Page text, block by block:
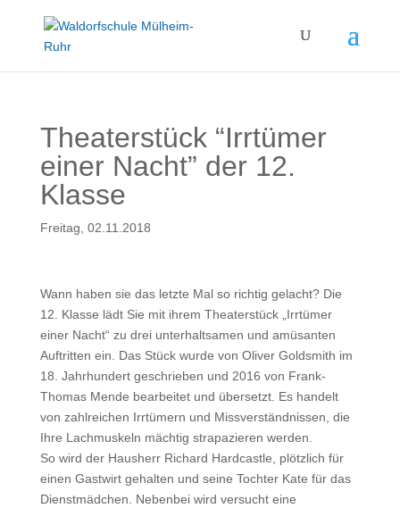
Theaterstück “Irrtümer
einer Nacht” der 12.
Klasse
Freitag, 02.11.2018
Wann haben sie das letzte Mal so richtig gelacht? Die
12. Klasse lädt Sie mit ihrem Theaterstück „Irrtümer
einer Nacht“ zu drei unterhaltsamen und amüsanten
Auftritten ein. Das Stück wurde von Oliver Goldsmith im
18. Jahrhundert geschrieben und 2016 von Frank-
Thomas Mende bearbeitet und übersetzt. Es handelt
von zahlreichen Irrtümern und Missverständnissen, die
Ihre Lachmuskeln mächtig strapazieren werden.
So wird der Hausherr Richard Hardcastle, plötzlich für
einen Gastwirt gehalten und seine Tochter Kate für das
Dienstmädchen. Nebenbei wird versucht eine